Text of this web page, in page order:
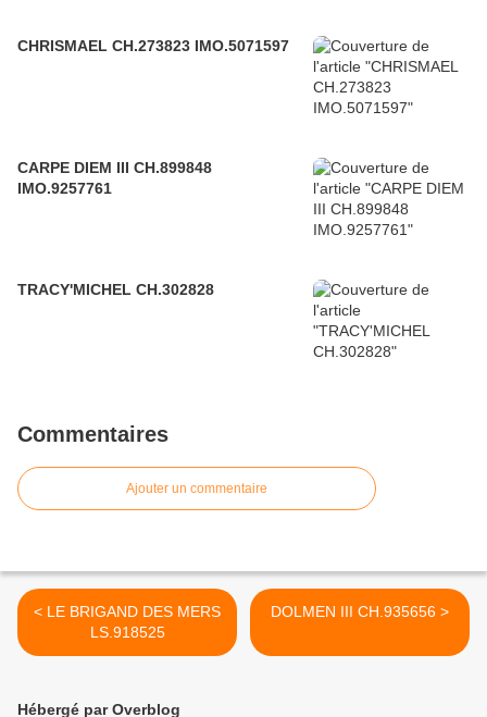
CHRISMAEL CH.273823 IMO.5071597
CARPE DIEM III CH.899848
IMO.9257761
TRACY'MICHEL CH.302828
Commentaires
Ajouter un commentaire
< LE BRIGAND DES MERS
LS.918525
DOLMEN III CH.935656 >
Hébergé par Overblog